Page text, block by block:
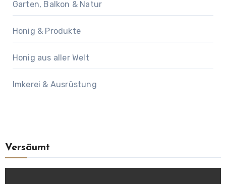
Garten, Balkon & Natur
Honig & Produkte
Honig aus aller Welt
Imkerei & Ausrüstung
Versäumt